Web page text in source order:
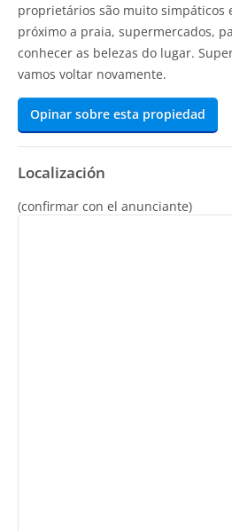
proprietários são muito simpáticos
próximo a praia, supermercados,
conhecer as belezas do lugar.
vamos voltar novamente.
Opinar sobre esta propiedad
Localización
(confirmar con el anunciante)